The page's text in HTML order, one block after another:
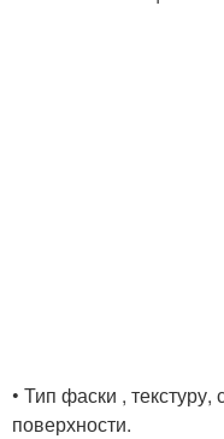
• Тип фаски , текстуру,
поверхности.